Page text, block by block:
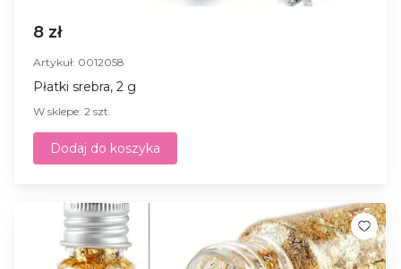
8 zł
Artykuł: 0012058
Płatki srebra, 2 g
W sklepe: 2 szt.
Dodaj do koszyka